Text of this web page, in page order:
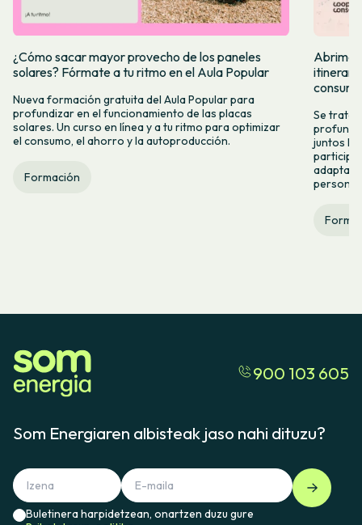
¿Cómo sacar mayor provecho de los paneles
solares? Fórmate a tu ritmo en el Aula Popular
Nueva formación gratuita del Aula Popular para
profundizar en el funcionamiento de las placas
solares. Un curso en línea y a tu ritmo para optimizar
el consumo, el ahorro y la autoproducción.
Formación
Se trata
juntos
persona.
900 103 605
Som Energiaren albisteak jaso nahi dituzu?
Buletinera harpidetzean, onartzen duzu gure